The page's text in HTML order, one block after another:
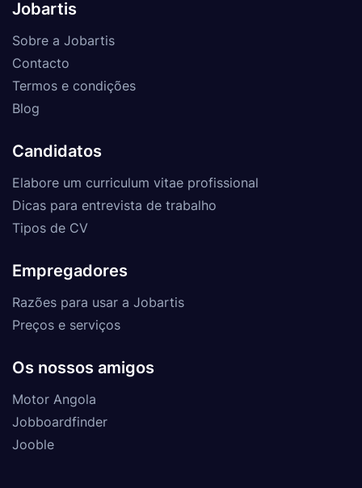
Jobartis
Sobre a Jobartis
Contacto
Termos e condições
Blog
Candidatos
Elabore um curriculum vitae profissional
Dicas para entrevista de trabalho
Tipos de CV
Empregadores
Razões para usar a Jobartis
Preços e serviços
Os nossos amigos
Motor Angola
Jobboardfinder
Jooble